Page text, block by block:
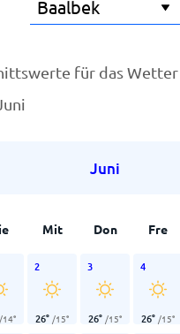
für das
Juni
Mit Don Fre
/14°
2
26° /15°
3
26° /15°
4
26° /15°